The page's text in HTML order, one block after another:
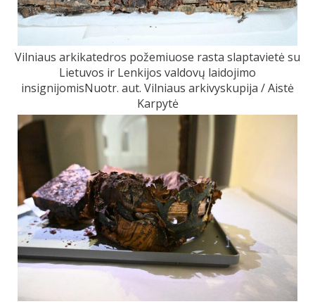
Vilniaus arkikatedros požemiuose rasta slaptavietė su
Lietuvos ir Lenkijos valdovų laidojimo
insignijomisNuotr. aut. Vilniaus arkivyskupija / Aistė
Karpytė